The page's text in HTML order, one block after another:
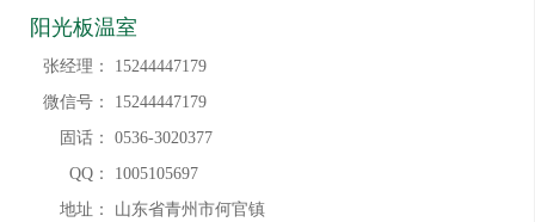
阳光板温室
张经理：
15244447179
微信号：
15244447179
固话：
0536-3020377
QQ：
1005105697
地址：
山东省青州市何官镇